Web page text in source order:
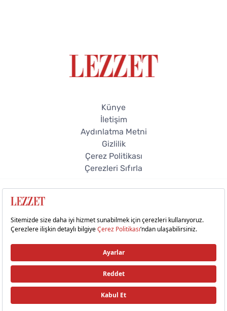
Künye
İletişim
Aydınlatma Metni
Gizlilik
Çerez Politikası
Çerezleri Sıfırla
© 2026 Lezzet Online. Tüm hakları saklıdır.